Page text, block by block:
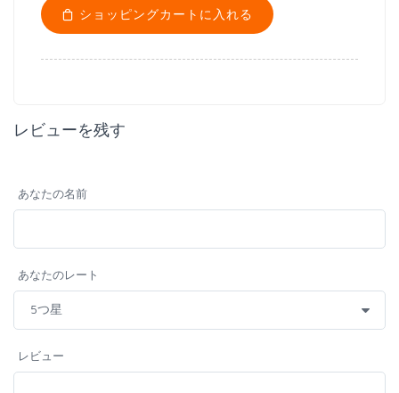
ショッピングカートに入れる
レビューを残す
あなたの名前
あなたのレート
レビュー